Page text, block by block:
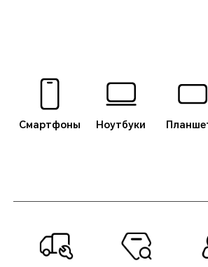
Смартфоны Ноутбуки